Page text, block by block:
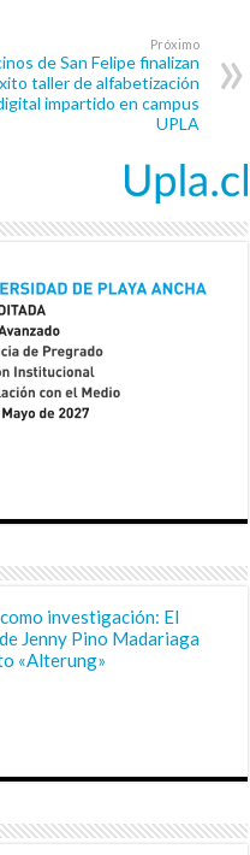
Próximo
de San Felipe finalizan
taller de alfabetización
impartido en campus
UPLA
investigación: El
Jenny Pino Madariaga
«Alterung»